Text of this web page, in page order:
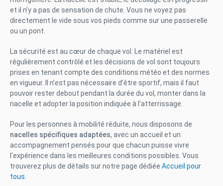
et il n’y a pas de sensation de chute. Vous ne voyez pas
directement le vide sous vos pieds comme sur une passerelle
ou un pont.
La sécurité est au cœur de chaque vol. Le matériel est
régulièrement contrôlé et les décisions de vol sont toujours
prises en tenant compte des conditions météo et des normes
en vigueur. Il n’est pas nécessaire d’être sportif, mais il faut
pouvoir rester debout pendant la durée du vol, monter dans la
nacelle et adopter la position indiquée à l’atterrissage.
Pour les personnes à mobilité réduite, nous disposons de
nacelles spécifiques adaptées, avec un accueil et un
accompagnement pensés pour que chacun puisse vivre
l’expérience dans les meilleures conditions possibles. Vous
trouverez plus de détails sur notre page dédiée Accueil pour
tous